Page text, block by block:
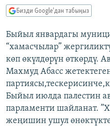
ЭКСПЕРТТЕР ТАЛДАЙТ
БИЗ ЖАНА ДҮЙНӨ
ЭЖЕ-СИҢДИЛЕР
АЗАТТЫК+
ЫҢГАЙСЫЗ СУРООЛОР
ӨЗГӨЧӨ ПИКИР
Русский
ОНЛАЙН ШЕРИНЕ
Бизди Google'дан табыңыз
Быйыл январдагы
“хамасчылар”
көп өкүлдөрүн өткөрдү.
Махмуд Абасс
Быйыл июлда палестин
парламенти шайланат.
жеңишин ушул